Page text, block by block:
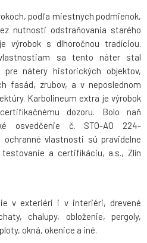
podľa miestnych podmienok,
nutnosti odstraňovania starého
výrobok s dlhoročnou tradíciou.
sa tento náter stal
pre nátery historických objektov,
fasád, zrubov, a v neposlednom
Karbolineum extra je výrobok
dozoru. Bolo naň
osvedčenie č. STO-AO 224-
vlastnosti sú pravidelne
a certifikáciu, a.s., Zlín
v exteriéri i v interiéri, drevené
chalupy, obloženie, pergoly,
okná, okenice a iné.